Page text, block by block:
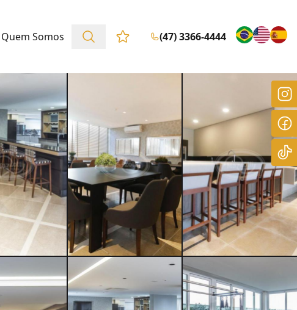
Quem Somos Favoritos (0 itens)
(47) 3366-4444